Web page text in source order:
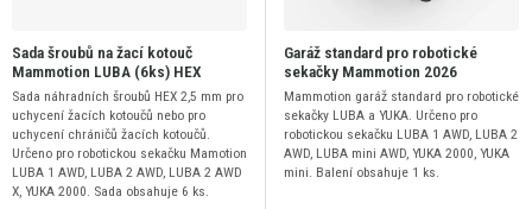
Sada šroubů na žací kotouč
Mammotion LUBA (6ks) HEX
Sada náhradních šroubů HEX 2,5 mm pro
uchycení žacích kotoučů nebo pro
uchycení chráničů žacích kotoučů.
Určeno pro robotickou sekačku Mamotion
LUBA 1 AWD, LUBA 2 AWD, LUBA 2 AWD
X, YUKA 2000. Sada obsahuje 6 ks.
Garáž standard pro robotické
sekačky Mammotion 2026
Mammotion garáž standard pro robotické
sekačky LUBA a YUKA. Určeno pro
robotickou sekačku LUBA 1 AWD, LUBA 2
AWD, LUBA mini AWD, YUKA 2000, YUKA
mini. Balení obsahuje 1 ks.